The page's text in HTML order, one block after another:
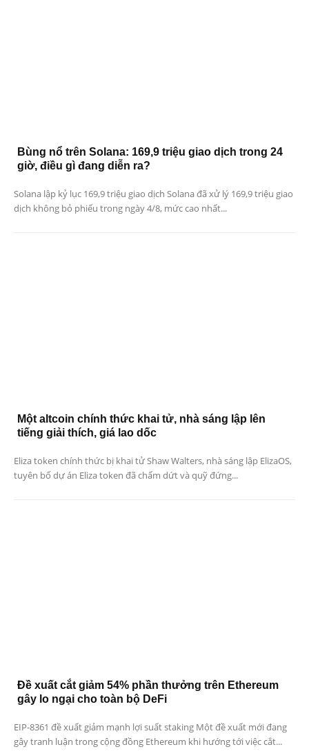
Bùng nổ trên Solana: 169,9 triệu giao dịch trong 24
giờ, điều gì đang diễn ra?
Solana lập kỷ lục 169,9 triệu giao dịch Solana đã xử lý 169,9 triệu giao
dịch không bỏ phiếu trong ngày 4/8, mức cao nhất...
Một altcoin chính thức khai tử, nhà sáng lập lên
tiếng giải thích, giá lao dốc
Eliza token chính thức bị khai tử Shaw Walters, nhà sáng lập ElizaOS,
tuyên bố dự án Eliza token đã chấm dứt và quỹ đứng...
Đề xuất cắt giảm 54% phần thưởng trên Ethereum
gây lo ngại cho toàn bộ DeFi
EIP-8361 đề xuất giảm mạnh lợi suất staking Một đề xuất mới đang
gây tranh luận trong cộng đồng Ethereum khi hướng tới việc cắt...